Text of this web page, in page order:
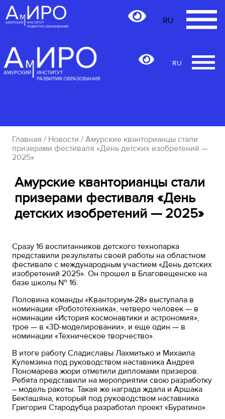
RU
RU
Главная / Новости / Амурские кванторианцы стали
призерами фестиваля «День детских изобретений —
2025»
Амурские кванторианцы стали
призерами фестиваля «День
детских изобретений — 2025»
Сразу 16 воспитанников детского технопарка
представили результаты своей работы на областном
фестивале с международным участием «День детских
изобретений 2025». Он прошел в Благовещенске на
базе школы № 16.
Половина команды «Кванториум-28» выступала в
номинации «Робототехника», четверо человек — в
номинации «История космонавтики и астрономия»,
трое — в «3D-моделировании», и еще один — в
номинации «Техническое творчество».
В итоге работу Сладиславы Лахмитько и Михаила
Кулемзина под руководством наставника Андрея
Пономарева жюри отметили дипломами призеров.
Ребята представили на мероприятии свою разработку
– модель ракеты. Такая же награда ждала и Аршака
Бекташяна, который под руководством наставника
Григория Стародубца разработал проект «Буратино».